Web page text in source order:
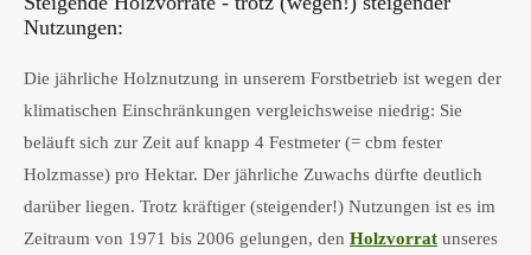
Nutzungen:
Die jährliche Holznutzung in unserem Forstbetrieb ist wegen der
klimatischen Einschränkungen vergleichsweise niedrig: Sie
beläuft sich zur Zeit auf knapp 4 Festmeter (= cbm fester
Holzmasse) pro Hektar. Der jährliche Zuwachs dürfte deutlich
darüber liegen. Trotz kräftiger (steigender!) Nutzungen ist es im
Zeitraum von 1971 bis 2006 gelungen, den Holzvorrat unseres